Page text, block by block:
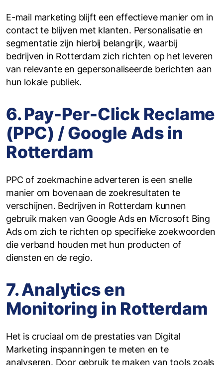
E-mail marketing blijft een effectieve manier om in
contact te blijven met klanten. Personalisatie en
segmentatie zijn hierbij belangrijk, waarbij
bedrijven in Rotterdam zich richten op het leveren
van relevante en gepersonaliseerde berichten aan
hun lokale publiek.
6. Pay-Per-Click Reclame
(PPC) / Google Ads in
Rotterdam
PPC of zoekmachine adverteren is een snelle
manier om bovenaan de zoekresultaten te
verschijnen. Bedrijven in Rotterdam kunnen
gebruik maken van Google Ads en Microsoft Bing
Ads om zich te richten op specifieke zoekwoorden
die verband houden met hun producten of
diensten en de regio.
7. Analytics en
Monitoring in Rotterdam
Het is cruciaal om de prestaties van Digital
Marketing inspanningen te meten en te
analyseren. Door gebruik te maken van tools zoals